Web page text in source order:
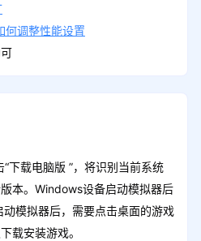
何调整性能设置
载电脑版 ”，将识别当前系统
本。Windows设备启动模拟器后
模拟器后，需要点击桌面的游戏
载安装游戏。